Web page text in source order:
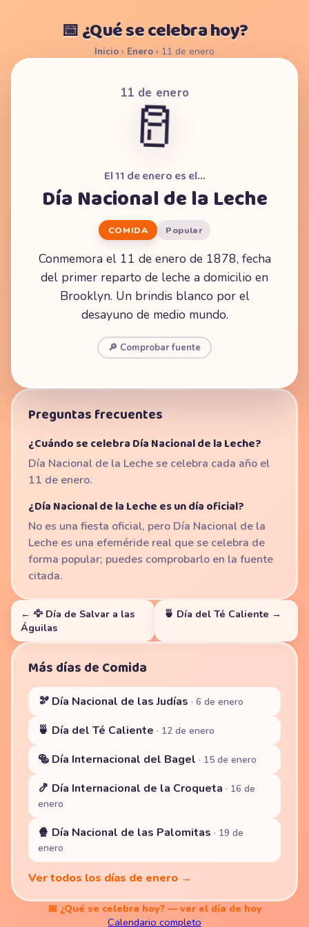
📅 ¿Qué se celebra hoy?
Inicio › Enero › 11 de enero
11 de enero
🥛
El 11 de enero es el…
Día Nacional de la Leche
COMIDA Popular
Conmemora el 11 de enero de 1878, fecha
del primer reparto de leche a domicilio en
Brooklyn. Un brindis blanco por el
desayuno de medio mundo.
🔎 Comprobar fuente
Preguntas frecuentes
¿Cuándo se celebra Día Nacional de la Leche?
Día Nacional de la Leche se celebra cada año el
11 de enero.
¿Día Nacional de la Leche es un día oficial?
No es una fiesta oficial, pero Día Nacional de la
Leche es una efeméride real que se celebra de
forma popular; puedes comprobarlo en la fuente
citada.
← 🦅 Día de Salvar a las
Águilas
🍵 Día del Té Caliente →
Más días de Comida
🫘 Día Nacional de las Judías · 6 de enero
🍵 Día del Té Caliente · 12 de enero
🥯 Día Internacional del Bagel · 15 de enero
🍤 Día Internacional de la Croqueta · 16 de
enero
🍿 Día Nacional de las Palomitas · 19 de
enero
Ver todos los días de enero →
📅 ¿Qué se celebra hoy? — ver el día de hoy
Calendario completo